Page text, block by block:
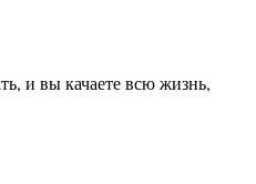
и вы качаете всю жизнь,